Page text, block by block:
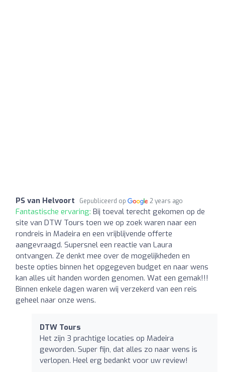
PS van Helvoort Gepubliceerd op 2 years ago
Fantastische ervaring: Bij toeval terecht gekomen op de
site van DTW Tours toen we op zoek waren naar een
rondreis in Madeira en een vrijblijvende offerte
aangevraagd. Supersnel een reactie van Laura
ontvangen. Ze denkt mee over de mogelijkheden en
beste opties binnen het opgegeven budget en naar wens
kan alles uit handen worden genomen. Wat een gemak!!!
Binnen enkele dagen waren wij verzekerd van een reis
geheel naar onze wens.
DTW Tours
Het zijn 3 prachtige locaties op Madeira
geworden. Super fijn, dat alles zo naar wens is
verlopen. Heel erg bedankt voor uw review!